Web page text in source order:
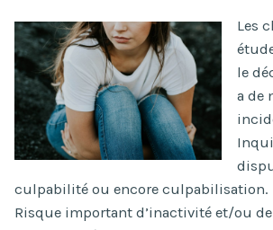
Les
le
a de
culpabilité ou encore culpabilisation.
Risque important d’inactivité et/ou